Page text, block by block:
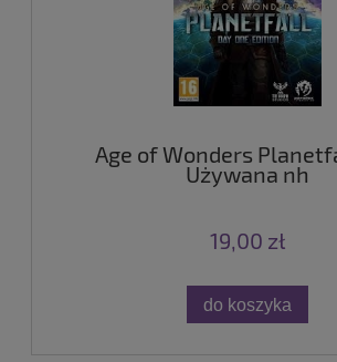
Age of Wonders
Używana nh
19,00 zł
do koszyka